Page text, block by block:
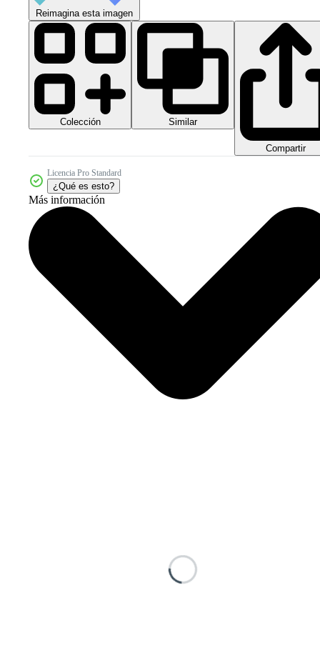
Reimagina esta imagen
Colección Similar
Compartir
Licencia Pro Standard
¿Qué es esto?
Más información